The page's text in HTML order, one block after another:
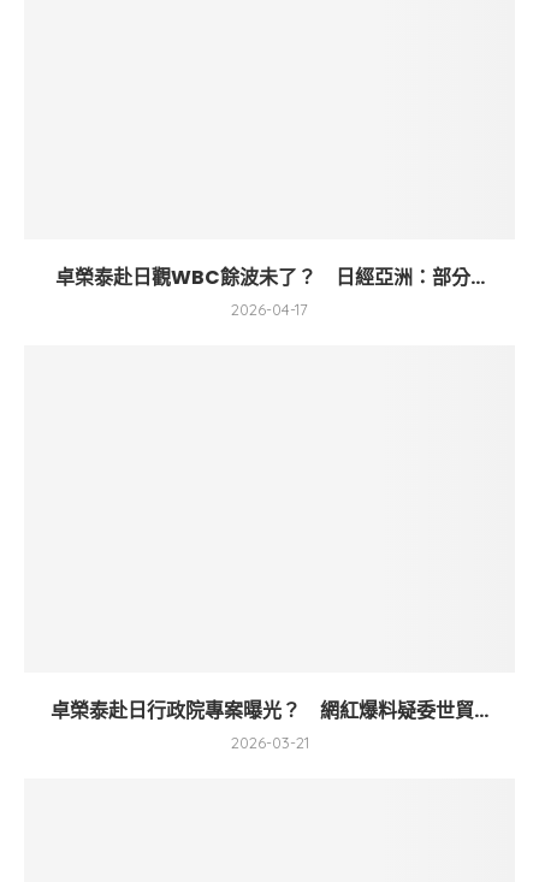
卓榮泰赴日觀WBC餘波未了？ 日經亞洲：部分...
2026-04-17
卓榮泰赴日行政院專案曝光？ 網紅爆料疑委世貿...
2026-03-21